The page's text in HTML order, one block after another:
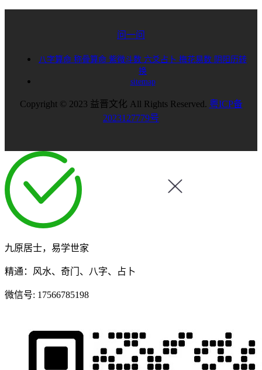
问一问
八字算命 称骨算命 紫微斗数 六爻占卜 梅花易数 阴阳历转
换
sitemap
Copyright © 2023 益晋文化 All Rights Reserved. 粤ICP备
2023127779号
九原居士，易学世家
精通：风水、奇门、八字、占卜
微信号: 17566785198